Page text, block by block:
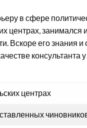
в сфере
центрах,
Вскоре его знания
центрах